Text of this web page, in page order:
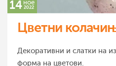
14 ное
2022
Цветни
Декоративни и слатки на
форма на цветови.